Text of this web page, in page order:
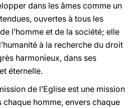
dans les âmes comme un
ouvertes à tous les
l’homme et de la société; elle
à la recherche du droit
harmonieux, dans ses
éternelle.
de l’Eglise est une mission
homme, envers chaque